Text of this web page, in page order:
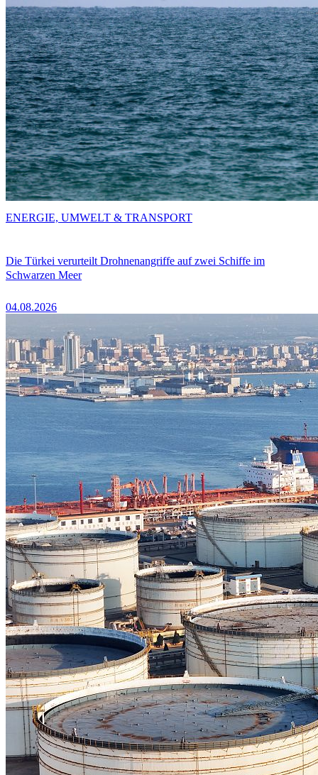
Die Türkei verurteilt Drohnenangriffe auf zwei Schiffe im
Schwarzen Meer
04.08.2026
ENERGIE, UMWELT & TRANSPORT